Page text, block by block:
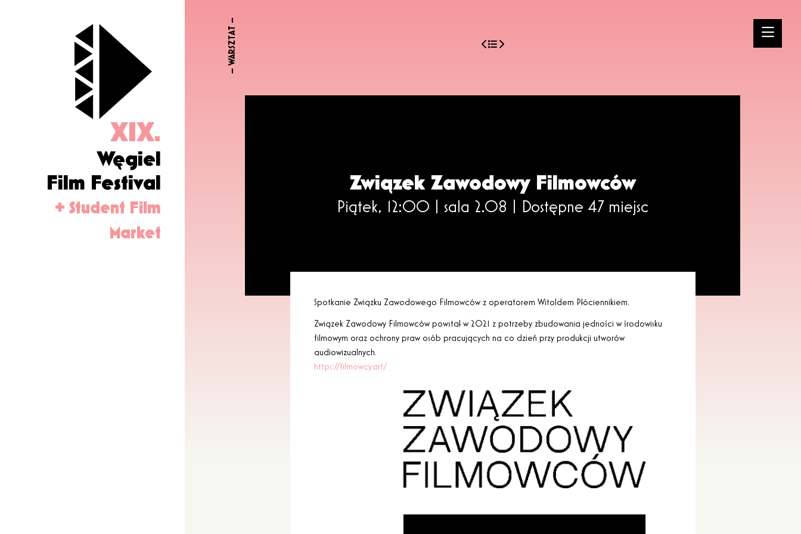
XIX.
Węgiel
Film Festival
+ Student Film
Market
– WARSZTAT –
Związek Zawodowy Filmowców
Piątek, 12:00 | sala 2.08 | Dostępne 47 miejsc
Spotkanie Związku Zawodowego Filmowców z operatorem Witoldem Płóciennikiem.
Związek Zawodowy Filmowców powstał w 2021 z potrzeby zbudowania jedności w środowisku
filmowym oraz ochrony praw osób pracujących na co dzień przy produkcji utworów
audiowizualnych.
https://filmowcy.art/